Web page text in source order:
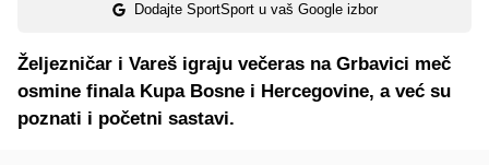
Dodajte SportSport u vaš Google izbor
Željezničar i Vareš igraju večeras na Grbavici meč
osmine finala Kupa Bosne i Hercegovine, a već su
poznati i početni sastavi.